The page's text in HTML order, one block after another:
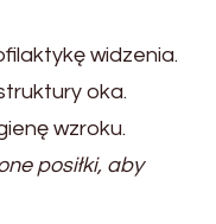
widzenia.
oka.
wzroku.
posiłki, aby